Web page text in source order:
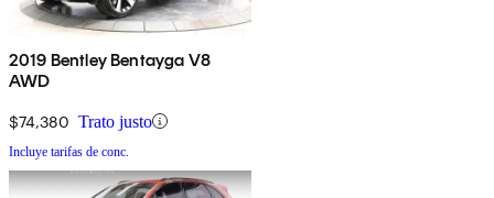
2019 Bentley Bentayga V8
AWD
$74,380 Trato justo
Incluye tarifas de conc.